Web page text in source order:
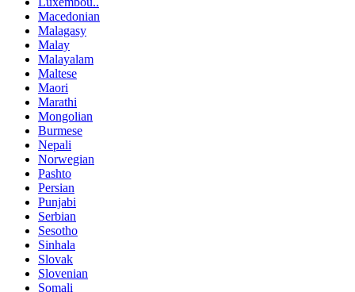
Macedonian
Malagasy
Malay
Malayalam
Maltese
Maori
Marathi
Mongolian
Burmese
Nepali
Norwegian
Pashto
Persian
Punjabi
Serbian
Sesotho
Sinhala
Slovak
Slovenian
Somali